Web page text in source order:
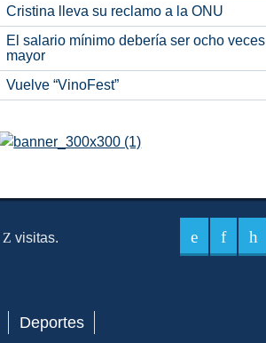
Cristina lleva su reclamo a la ONU
El salario mínimo debería ser ocho veces
mayor
Vuelve “VinoFest”
visitas.
Deportes